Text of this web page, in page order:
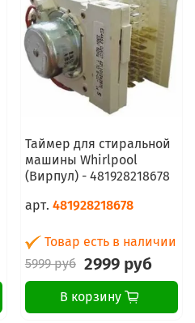
Таймер для стиральной
машины Whirlpool
(Вирпул) - 481928218678
арт. 481928218678
Товар есть в наличии
5999 руб 2999 руб
В корзину